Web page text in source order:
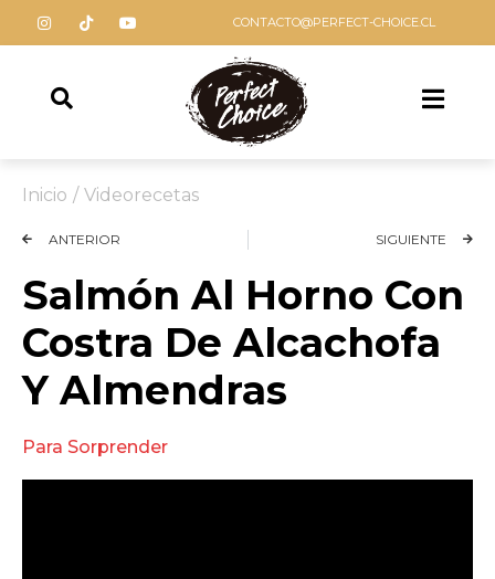
CONTACTO@PERFECT-CHOICE.CL
Inicio / Videorecetas
ANTERIOR SIGUIENTE
Salmón Al Horno Con
Costra De Alcachofa
Y Almendras
Para Sorprender